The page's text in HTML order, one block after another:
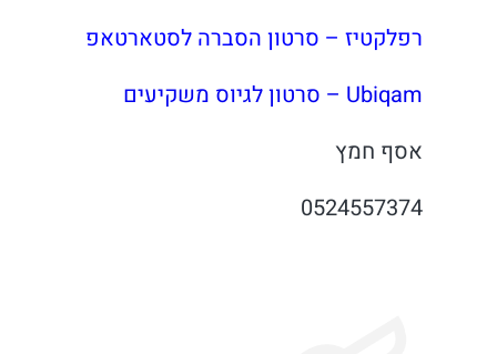
רפלקטיז – סרטון הסברה לסטארטאפ
Ubiqam – סרטון לגיוס משקיעים
אסף חמץ
0524557374